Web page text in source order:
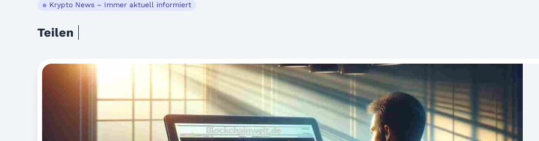
Krypto News – Immer aktuell informiert
Teilen